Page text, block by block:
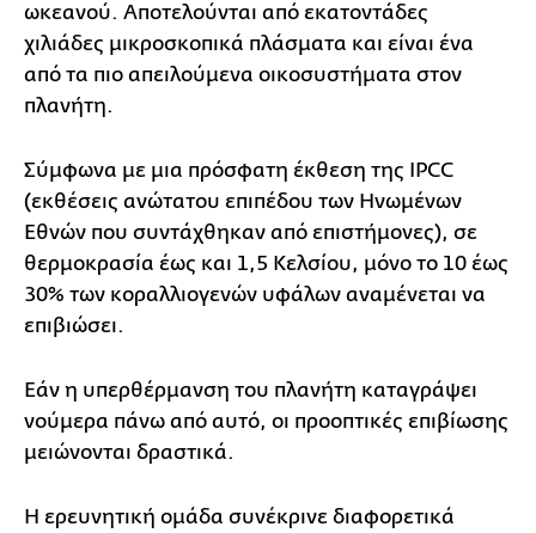
ωκεανού. Αποτελούνται από εκατοντάδες
χιλιάδες μικροσκοπικά πλάσματα και είναι ένα
από τα πιο απειλούμενα οικοσυστήματα στον
πλανήτη.
Σύμφωνα με μια πρόσφατη έκθεση της IPCC
(εκθέσεις ανώτατου επιπέδου των Ηνωμένων
Εθνών που συντάχθηκαν από επιστήμονες), σε
θερμοκρασία έως και 1,5 Κελσίου, μόνο το 10 έως
30% των κοραλλιογενών υφάλων αναμένεται να
επιβιώσει.
Εάν η υπερθέρμανση του πλανήτη καταγράψει
νούμερα πάνω από αυτό, οι προοπτικές επιβίωσης
μειώνονται δραστικά.
Η ερευνητική ομάδα συνέκρινε διαφορετικά